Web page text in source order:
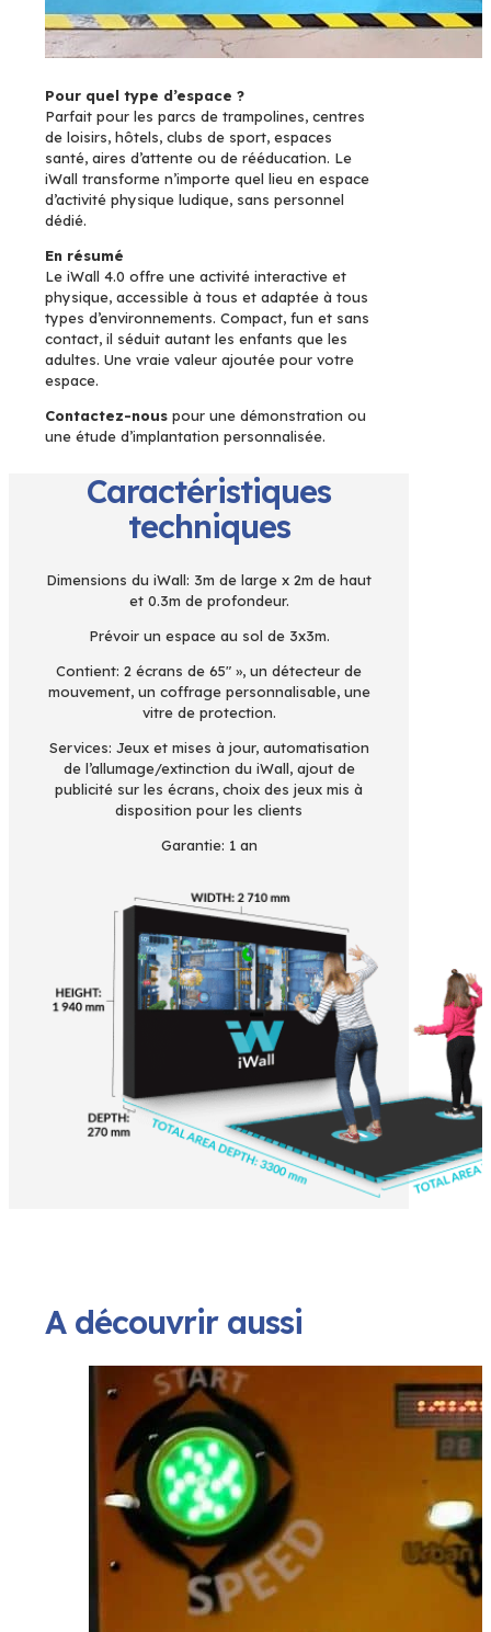
Pour quel type d’espace ?
Parfait pour les parcs de trampolines, centres
de loisirs, hôtels, clubs de sport, espaces
santé, aires d’attente ou de rééducation. Le
iWall transforme n’importe quel lieu en espace
d’activité physique ludique, sans personnel
dédié.
En résumé
Le iWall 4.0 offre une activité interactive et
physique, accessible à tous et adaptée à tous
types d’environnements. Compact, fun et sans
contact, il séduit autant les enfants que les
adultes. Une vraie valeur ajoutée pour votre
espace.
Contactez-nous pour une démonstration ou
une étude d’implantation personnalisée.
Caractéristiques
techniques
Dimensions du iWall: 3m de large x 2m de haut
et 0.3m de profondeur.
Prévoir un espace au sol de 3x3m.
Contient: 2 écrans de 65″ », un détecteur de
mouvement, un coffrage personnalisable, une
vitre de protection.
Services: Jeux et mises à jour, automatisation
de l’allumage/extinction du iWall, ajout de
publicité sur les écrans, choix des jeux mis à
disposition pour les clients
Garantie: 1 an
A découvrir aussi